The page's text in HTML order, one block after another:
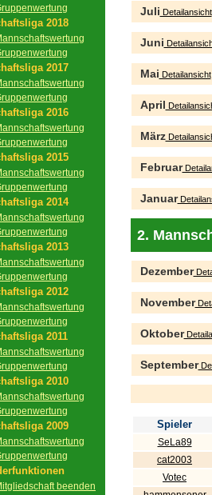
2018
2017
2016
2015
2014
2013
2012
2011
2010
2009
beenden
Juli Detailansicht
Juni
Mai Detailansicht
April
März
Februar
Januar
2.
Dezember
November
Oktober
September
Spieler
SeLa89
cat2003
Votec